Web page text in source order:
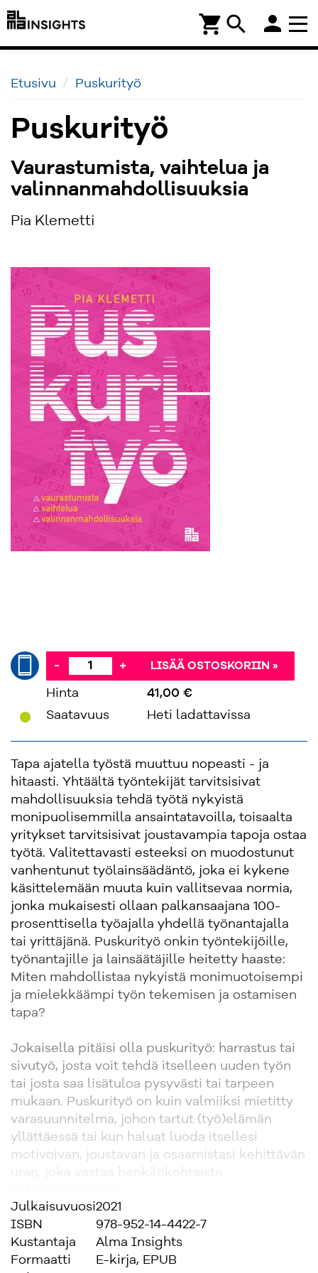
search
shopping_cart person
Etusivu Puskurityö
Puskurityö
Vaurastumista, vaihtelua ja
valinnanmahdollisuuksia
Pia Klemetti
- + LISÄÄ OSTOSKORIIN »
Hinta
41,00 €
Saatavuus
Heti ladattavissa
Tapa ajatella työstä muuttuu nopeasti - ja
hitaasti. Yhtäältä työntekijät tarvitsisivat
mahdollisuuksia tehdä työtä nykyistä
monipuolisemmilla ansaintatavoilla, toisaalta
yritykset tarvitsisivat joustavampia tapoja ostaa
työtä. Valitettavasti esteeksi on muodostunut
vanhentunut työlainsäädäntö, joka ei kykene
käsittelemään muuta kuin vallitsevaa normia,
jonka mukaisesti ollaan palkansaajana 100-
prosenttisella työajalla yhdellä työnantajalla
tai yrittäjänä. Puskurityö onkin työntekijöille,
työnantajille ja lainsäätäjille heitetty haaste:
Miten mahdollistaa nykyistä monimuotoisempi
ja mielekkäämpi työn tekemisen ja ostamisen
tapa?
Jokaisella pitäisi olla puskurityö: harrastus tai
sivutyö, josta voit tehdä itselleen uuden työn
tai josta saa lisätuloa pysyvästi tai tarpeen
mukaan. Puskurityö on kuin valmiiksi mietitty
varasuunnitelma, johon tartut (työ)elämän
yllättäessä tai kun haluat luoda itsellesi
motivoivan, joustavan ja osaamistasi kehittävän
Työnantajana puolestaan haluat ostaa työtä
mahdollisimman joustavasti ja helposti
erityisesti satunnaiseen, määräaikaiseen tai
Julkaisuvuosi2021
ISBN
978-952-14-4422-7
Kustantaja
Alma Insights
Formaatti
E-kirja, EPUB